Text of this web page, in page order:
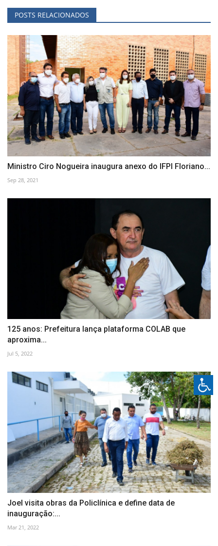
POSTS RELACIONADOS
Ministro Ciro Nogueira inaugura anexo do IFPI Floriano...
Sep 28, 2021
125 anos: Prefeitura lança plataforma COLAB que
aproxima...
Jul 5, 2022
Joel visita obras da Policlínica e define data de
inauguração:...
Mar 21, 2022